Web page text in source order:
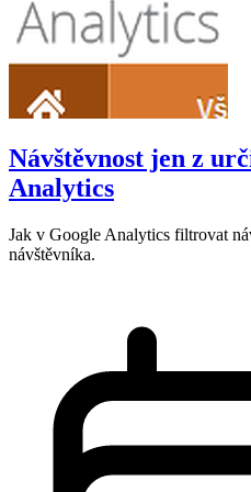
Návštěvnost jen z
Analytics
Jak v Google Analytics filtrovat
návštěvníka.